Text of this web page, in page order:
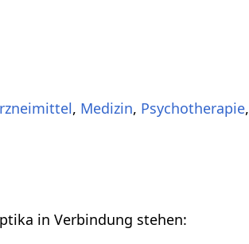
, Medizin, Psychotherapie,
in Verbindung stehen: